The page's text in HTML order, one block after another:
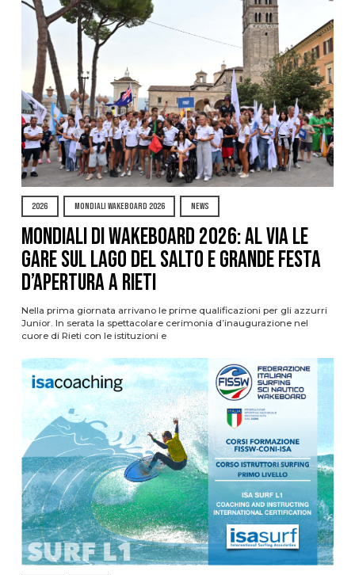
2026 MONDIALI WAKEBOARD 2026 NEWS
Mondiali di Wakeboard 2026: al via le
gare sul Lago del Salto e grande festa
d’apertura a Rieti
Nella prima giornata arrivano le prime qualificazioni per gli azzurri
Junior. In serata la spettacolare cerimonia d’inaugurazione nel
cuore di Rieti con le istituzioni e